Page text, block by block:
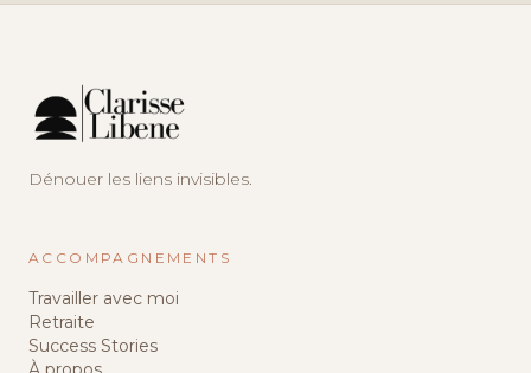
Dénouer les liens invisibles.
ACCOMPAGNEMENTS
Travailler avec moi
Retraite
Success Stories